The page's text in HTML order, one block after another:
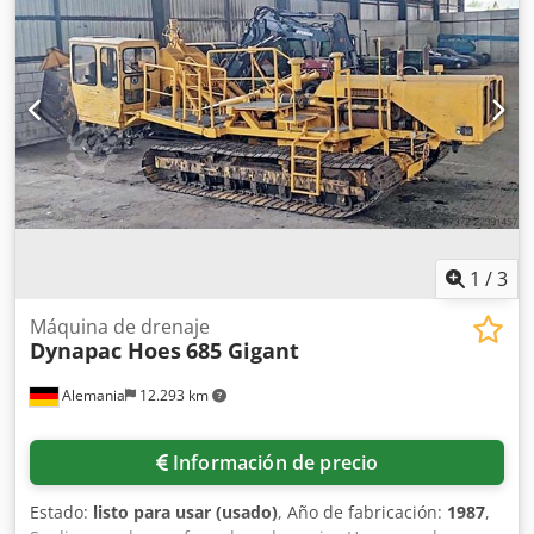
de compactación de 230 mm, tecnología de compactación
Dynapac, idéntica a la Bomag BT 60. Su socio de confianza
para tecnología de compactación y maquinaria de
construcción: Claudio Macagnino Baumaschinen &
Nutzfahrzeughandel GmbH ➡️ ¡Solicite información ahora y
asegúrese la máquina de demostración disponible de
inmediato! Si es necesario, podemos ofrecerle una visita
virtual de la máquina mediante una videollamada.
1 /3
Alemania 12.293 km
Máquina de drenaje
Dynapac Hoes685 Gigant
Información de precio
Estado: listo para usar (usado), Año de fabricación: 1987,